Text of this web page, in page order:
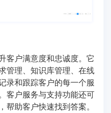
客户满意度和忠诚度。它
管理、知识库管理、在线
录和跟踪客户的每一个服
客户服务与支持功能还可
助客户快速找到答案。